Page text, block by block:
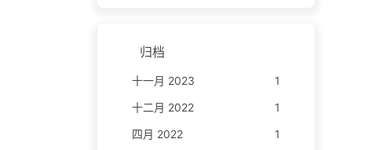
归档
十一月 2023
1
十二月 2022
1
四月 2022
1